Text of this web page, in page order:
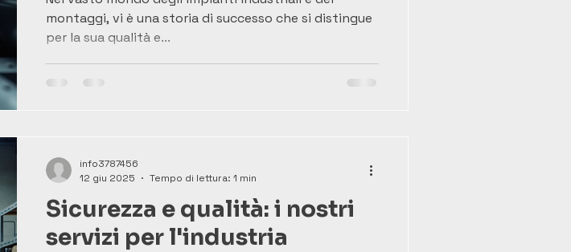
montaggi, vi è una storia di successo che si distingue
per la sua qualità e...
Sicurezza e qualità: i nostri
servizi per l'industria
info3787456
12 giu 2025
Tempo di lettura: 1 min